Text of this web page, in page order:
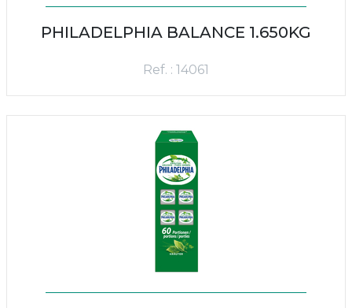
PHILADELPHIA BALANCE 1.650KG
Ref. : 14061